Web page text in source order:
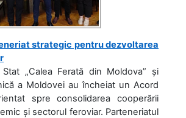
strategic pentru dezvoltarea
„Calea Ferată din Moldova” și
a Moldovei au încheiat un Acord
spre consolidarea cooperării
și sectorul feroviar. Parteneriatul